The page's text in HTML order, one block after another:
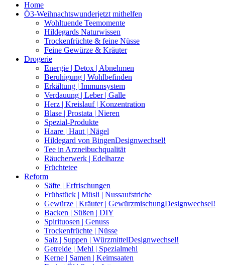
Home
Ö3-Weihnachtswunderjetzt mithelfen
Wohltuende Teemomente
Hildegards Naturwissen
Trockenfrüchte & feine Nüsse
Feine Gewürze & Kräuter
Drogerie
Energie | Detox | Abnehmen
Beruhigung | Wohlbefinden
Erkältung | Immunsystem
Verdauung | Leber | Galle
Herz | Kreislauf | Konzentration
Blase | Prostata | Nieren
Spezial-Produkte
Haare | Haut | Nägel
Hildegard von BingenDesignwechsel!
Tee in Arzneibuchqualität
Räucherwerk | Edelharze
Früchtetee
Reform
Säfte | Erfrischungen
Frühstück | Müsli | Nussaufstriche
Gewürze | Kräuter | GewürzmischungDesignwechsel!
Backen | Süßen | DIY
Spirituosen | Genuss
Trockenfrüchte | Nüsse
Salz | Suppen | WürzmittelDesignwechsel!
Getreide | Mehl | Spezialmehl
Kerne | Samen | Keimsaaten